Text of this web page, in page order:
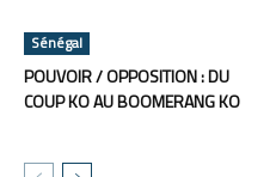
Sénégal
POUVOIR / OPPOSITION : DU
COUP KO AU BOOMERANG KO